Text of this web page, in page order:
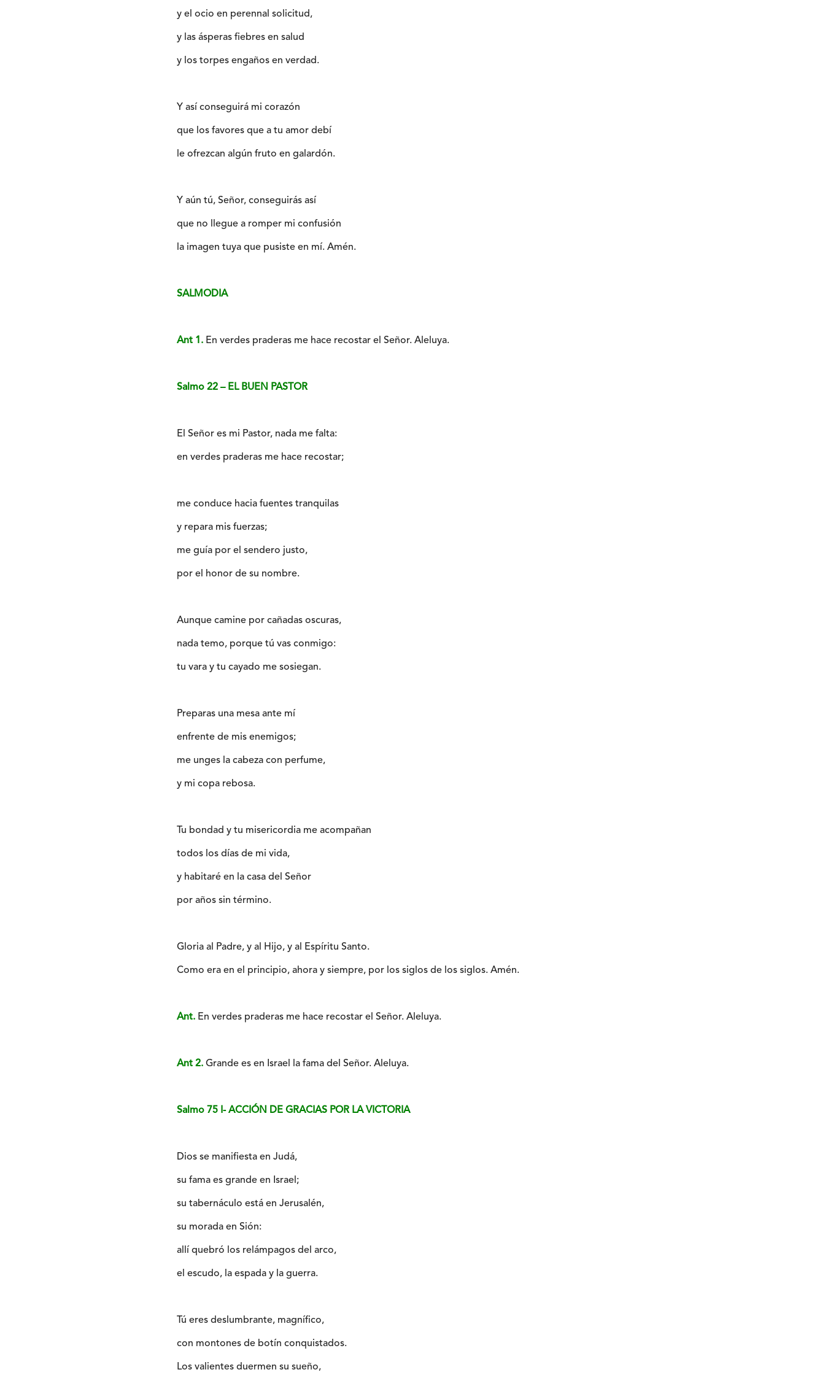
y el ocio en perennal solicitud,
y las ásperas fiebres en salud
y los torpes engaños en verdad.
Y así conseguirá mi corazón
que los favores que a tu amor debí
le ofrezcan algún fruto en galardón.
Y aún tú, Señor, conseguirás así
que no llegue a romper mi confusión
la imagen tuya que pusiste en mí. Amén.
SALMODIA
Ant 1. En verdes praderas me hace recostar el Señor. Aleluya.
Salmo 22 – EL BUEN PASTOR
El Señor es mi Pastor, nada me falta:
en verdes praderas me hace recostar;
me conduce hacia fuentes tranquilas
y repara mis fuerzas;
me guía por el sendero justo,
por el honor de su nombre.
Aunque camine por cañadas oscuras,
nada temo, porque tú vas conmigo:
tu vara y tu cayado me sosiegan.
Preparas una mesa ante mí
enfrente de mis enemigos;
me unges la cabeza con perfume,
y mi copa rebosa.
Tu bondad y tu misericordia me acompañan
todos los días de mi vida,
y habitaré en la casa del Señor
por años sin término.
Gloria al Padre, y al Hijo, y al Espíritu Santo.
Como era en el principio, ahora y siempre, por los siglos de los siglos. Amén.
Ant. En verdes praderas me hace recostar el Señor. Aleluya.
Ant 2. Grande es en Israel la fama del Señor. Aleluya.
Salmo 75 I- ACCIÓN DE GRACIAS POR LA VICTORIA
Dios se manifiesta en Judá,
su fama es grande en Israel;
su tabernáculo está en Jerusalén,
su morada en Sión:
allí quebró los relámpagos del arco,
el escudo, la espada y la guerra.
Tú eres deslumbrante, magnífico,
con montones de botín conquistados.
Los valientes duermen su sueño,